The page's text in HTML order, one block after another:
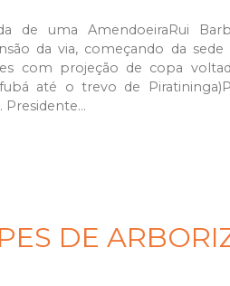
de uma AmendoeiraRui
da via, começando da
com projeção de copa
até o trevo de
Presidente...
DE